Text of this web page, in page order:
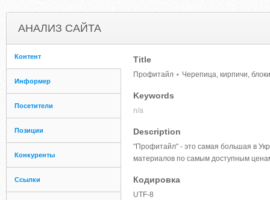
АНАЛИЗ САЙТА
Контент
Информер
Посетители
Позиции
Конкуренты
Ссылки
Title
Профитайл ⋆ Черепица, кирпичи,
Keywords
n/a
Description
"Профитайл" - это самая большая в
материалов по самым доступным
Кодировка
UTF-8